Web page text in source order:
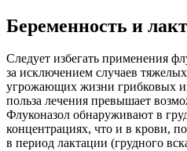
Беременность и
Следует избегать применения
за исключением случаев
угрожающих жизни грибковых
польза лечения превышает
Флуконазол обнаруживают в
концентрациях, что и в крови,
в период лактации (грудного